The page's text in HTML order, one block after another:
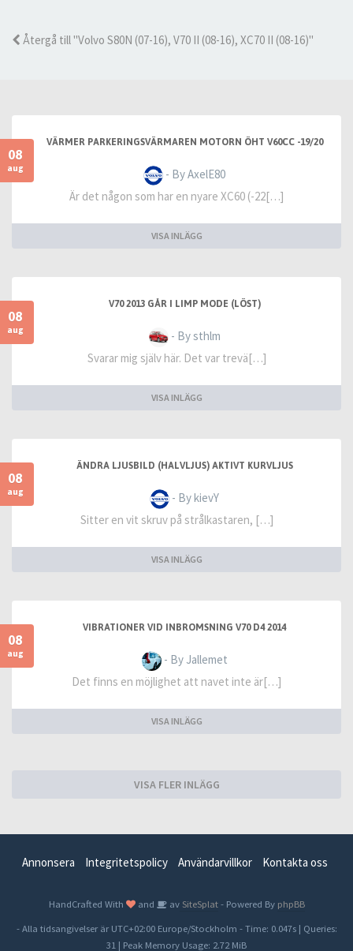
Återgå till "Volvo S80N (07-16), V70 II (08-16), XC70 II (08-16)"
08
aug
VÄRMER PARKERINGSVÄRMAREN MOTORN ÖHT V60CC -19/20
- By AxelE80
Är det någon som har en nyare XC60 (-22[…]
VISA INLÄGG
08
aug
V70 2013 GÅR I LIMP MODE (LÖST)
- By sthlm
Svarar mig själv här. Det var trevä[…]
VISA INLÄGG
08
aug
ÄNDRA LJUSBILD (HALVLJUS) AKTIVT KURVLJUS
- By kievY
Sitter en vit skruv på strålkastaren, […]
VISA INLÄGG
08
aug
VIBRATIONER VID INBROMSNING V70 D4 2014
- By Jallemet
Det finns en möjlighet att navet inte är[…]
VISA INLÄGG
VISA FLER INLÄGG
Annonsera Integritetspolicy Användarvillkor Kontakta oss
HandCrafted With and avSiteSplat- Powered By phpBB
- Alla tidsangivelser är UTC+02:00 Europe/Stockholm - Time: 0.047s| Queries:
31 | Peak Memory Usage: 2.72 MiB